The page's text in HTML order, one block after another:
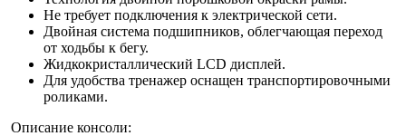
Не требует подключения к электрической сети.
Двойная система подшипников, облегчающая переход
от ходьбы к бегу.
Жидкокристаллический LCD дисплей.
Для удобства тренажер оснащен транспортировочными
роликами.
Описание консоли: